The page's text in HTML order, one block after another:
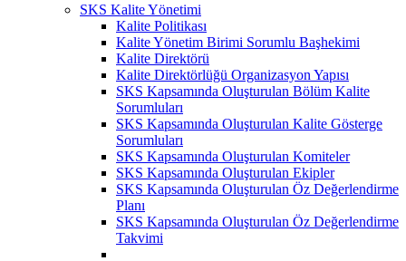
SKS Kalite Yönetimi
Kalite Politikası
Kalite Yönetim Birimi Sorumlu Başhekimi
Kalite Direktörü
Kalite Direktörlüğü Organizasyon Yapısı
SKS Kapsamında Oluşturulan Bölüm Kalite
Sorumluları
SKS Kapsamında Oluşturulan Kalite Gösterge
Sorumluları
SKS Kapsamında Oluşturulan Komiteler
SKS Kapsamında Oluşturulan Ekipler
SKS Kapsamında Oluşturulan Öz Değerlendirme
Planı
SKS Kapsamında Oluşturulan Öz Değerlendirme
Takvimi